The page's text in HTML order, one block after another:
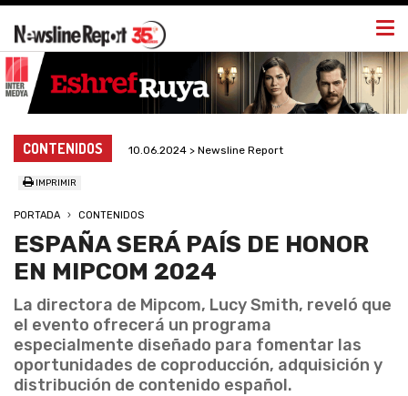
CONTENIDOS 10.06.2024 > Newsline Report
IMPRIMIR
PORTADA CONTENIDOS
ESPAÑA SERÁ PAÍS DE HONOR
EN MIPCOM 2024
La directora de Mipcom, Lucy Smith, reveló que
el evento ofrecerá un programa
especialmente diseñado para fomentar las
oportunidades de coproducción, adquisición y
distribución de contenido español.